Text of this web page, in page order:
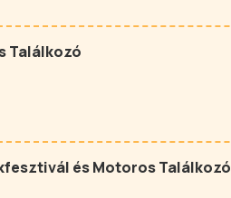
Találkozó
és Motoros Találkozó